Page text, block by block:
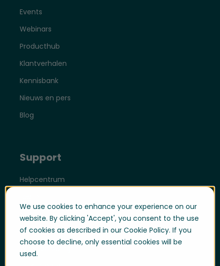
We use cookies to enhance your experience on our
website. By clicking 'Accept', you consent to the use
of cookies as described in our Cookie Policy. If you
choose to decline, only essential cookies will be
used.
Events
Webinars
Producthub
Klantverhalen
Kennisbank
Nieuws en pers
Blog
Support
Helpcentrum
Support
Support Portal